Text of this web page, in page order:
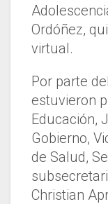
Ordóñez,
virtual.
Por parte
estuvieron
Educación,
Gobierno,
de Salud,
Christian